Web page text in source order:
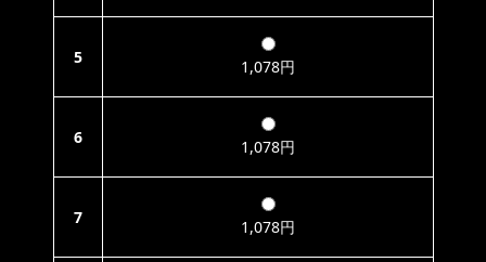
5 1,078円
6 1,078円
7 1,078円